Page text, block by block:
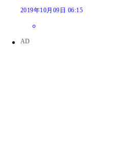
2019年10月09日 06:15